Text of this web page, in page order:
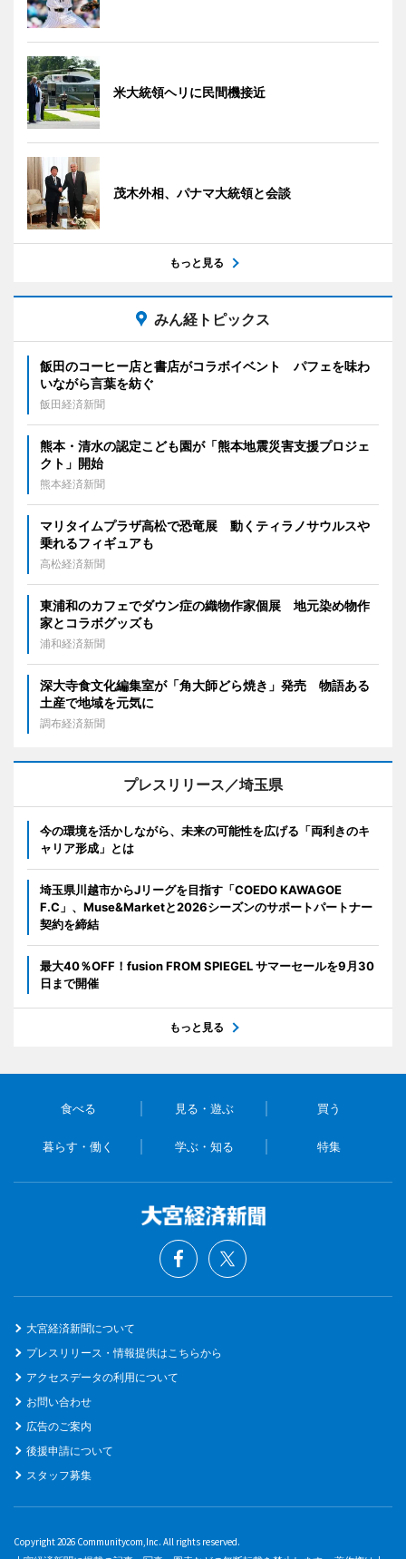
米大統領ヘリに民間機接近
茂木外相、パナマ大統領と会談
もっと見る
みん経トピックス
飯田のコーヒー店と書店がコラボイベント パフェを味わ
いながら言葉を紡ぐ
飯田経済新聞
熊本・清水の認定こども園が「熊本地震災害支援プロジェ
クト」開始
熊本経済新聞
マリタイムプラザ高松で恐竜展 動くティラノサウルスや
乗れるフィギュアも
高松経済新聞
東浦和のカフェでダウン症の織物作家個展 地元染め物作
家とコラボグッズも
浦和経済新聞
深大寺食文化編集室が「角大師どら焼き」発売 物語ある
土産で地域を元気に
調布経済新聞
プレスリリース／埼玉県
今の環境を活かしながら、未来の可能性を広げる「両利きのキ
ャリア形成」とは
埼玉県川越市からJリーグを目指す「COEDO KAWAGOE
F.C」、Muse&Marketと2026シーズンのサポートパートナー
契約を締結
最大40％OFF！fusion FROM SPIEGEL サマーセールを9月30
日まで開催
もっと見る
食べる 見る・遊ぶ 買う
暮らす・働く 学ぶ・知る 特集
大宮経済新聞について
プレスリリース・情報提供はこちらから
アクセスデータの利用について
お問い合わせ
広告のご案内
後援申請について
スタッフ募集
Copyright 2026 Communitycom,Inc. All rights reserved.